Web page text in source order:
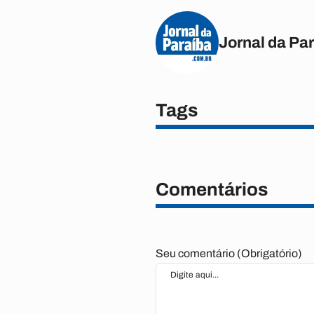
Jornal da
Tags
Comentários
Seu comentário (Obrigatório)